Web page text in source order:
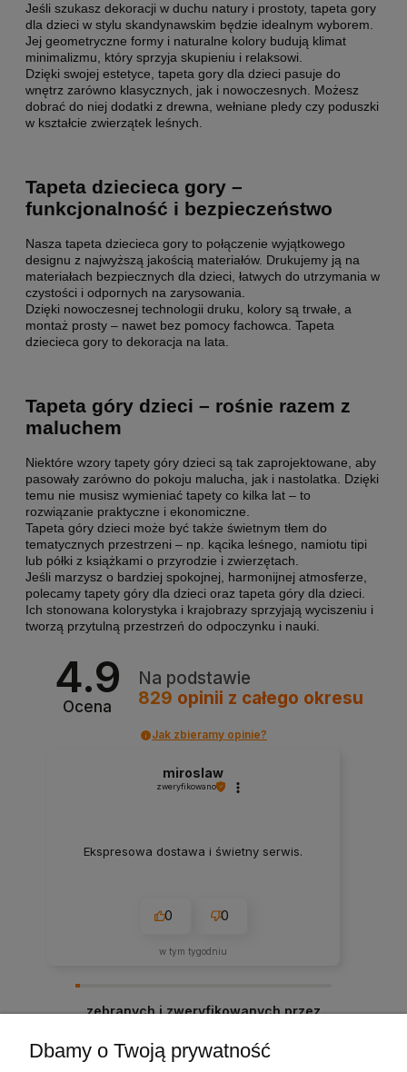
Jeśli szukasz dekoracji w duchu natury i prostoty, tapeta gory
dla dzieci w stylu skandynawskim będzie idealnym wyborem.
Jej geometryczne formy i naturalne kolory budują klimat
minimalizmu, który sprzyja skupieniu i relaksowi.
Dzięki swojej estetyce, tapeta gory dla dzieci pasuje do
wnętrz zarówno klasycznych, jak i nowoczesnych. Możesz
dobrać do niej dodatki z drewna, wełniane pledy czy poduszki
w kształcie zwierzątek leśnych.
Tapeta dziecieca gory –
funkcjonalność i bezpieczeństwo
Nasza tapeta dziecieca gory to połączenie wyjątkowego
designu z najwyższą jakością materiałów. Drukujemy ją na
materiałach bezpiecznych dla dzieci, łatwych do utrzymania w
czystości i odpornych na zarysowania.
Dzięki nowoczesnej technologii druku, kolory są trwałe, a
montaż prosty – nawet bez pomocy fachowca. Tapeta
dziecieca gory to dekoracja na lata.
Tapeta góry dzieci – rośnie razem z
maluchem
Niektóre wzory tapety góry dzieci są tak zaprojektowane, aby
pasowały zarówno do pokoju malucha, jak i nastolatka. Dzięki
temu nie musisz wymieniać tapety co kilka lat – to
rozwiązanie praktyczne i ekonomiczne.
Tapeta góry dzieci może być także świetnym tłem do
tematycznych przestrzeni – np. kącika leśnego, namiotu tipi
lub półki z książkami o przyrodzie i zwierzętach.
Jeśli marzysz o bardziej spokojnej, harmonijnej atmosferze,
polecamy tapety góry dla dzieci oraz tapeta góry dla dzieci.
Ich stonowana kolorystyka i krajobrazy sprzyjają wyciszeniu i
tworzą przytulną przestrzeń do odpoczynku i nauki.
4.9
Ocena
Na podstawie
829 opinii z całego okresu
Jak zbieramy opinie?
miroslaw
zweryfikowano
Ekspresowa dostawa i świetny serwis.
0 0
w tym tygodniu
zebranych i zweryfikowanych przez
Dbamy o Twoją prywatność